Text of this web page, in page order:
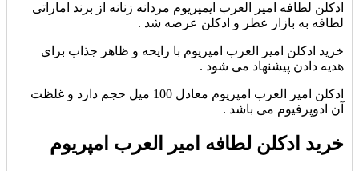
ادکلن لطافه امیر العرب ایمپریوم مردانه زنانه از برند اماراتی
لطافه به بازار عطر و ادکلن عرضه شد .
خرید ادکلن امیر العرب امپریوم با رایحه و ظاهر جذاب برای
هدیه دادن پیشنهاد می شود .
ادکلن امیر العرب امپریوم معادل 100 میل حجم دارد و غلظت
آن ادوپرفیوم می باشد .
خرید ادکلن لطافه امیر العرب امپریوم